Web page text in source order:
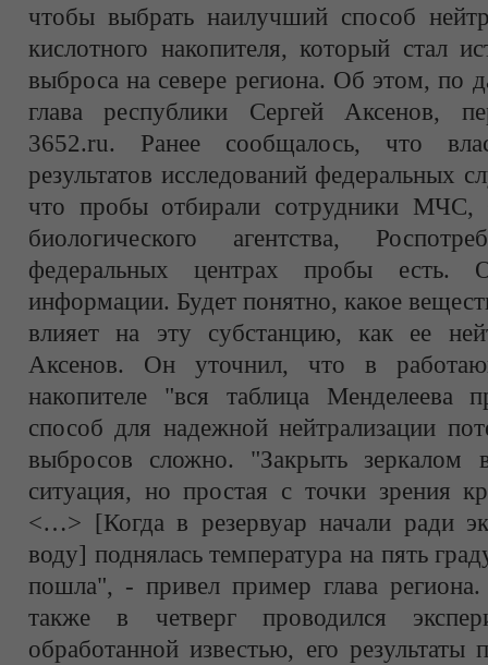
чтобы выбрать наилучший способ
кислотного накопителя, который стал
выброса на севере региона. Об этом,
глава республики Сергей Аксенов,
3652.ru. Ранее сообщалось, что
результатов исследований федеральных
что пробы отбирали сотрудники МЧС,
биологического агентства,
федеральных центрах пробы есть.
информации. Будет понятно, какое
влияет на эту субстанцию, как ее
Аксенов. Он уточнил, что в
накопителе "вся таблица Менделеева
способ для надежной нейтрализации
выбросов сложно. "Закрыть зеркалом
ситуация, но простая с точки зрения
<…> [Когда в резервуар начали ради
воду] поднялась температура на пять
пошла", - привел пример глава
также в четверг проводился
обработанной известью, его результаты